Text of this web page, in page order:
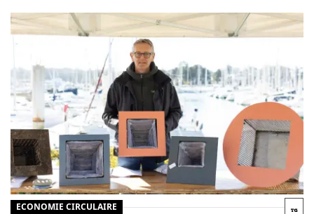
ECONOMIE CIRCULAIRE